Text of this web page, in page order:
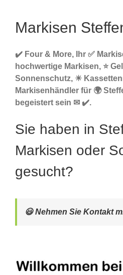
Markisen
✔️ Four & More, Ihr ✅
hochwertige Markisen, ⭐
Sonnenschutz, ☀
Markisenhändler für 🌍
begeistert sein ✉ ✔️.
Sie haben in
Markisen oder
gesucht?
😃 Nehmen Sie Kontakt